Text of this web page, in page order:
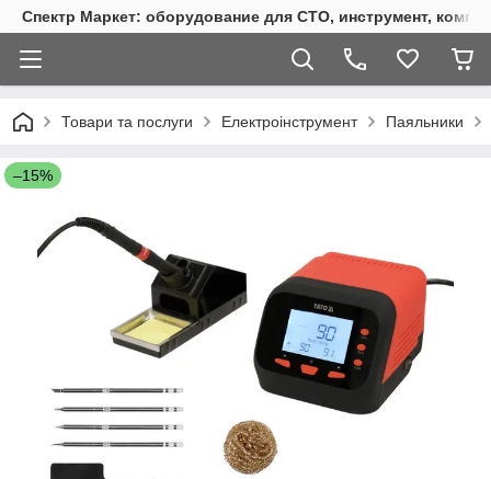
Спектр Маркет: оборудование для СТО, инструмент,
Товари та послуги Електроінструмент Паяльники
–15%